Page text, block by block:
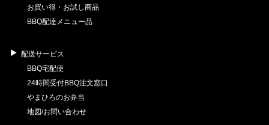
お買い得・お試し商品
BBQ配達メニュー品
配送サービス
BBQ宅配便
24時間受付BBQ注文窓口
やまひろのお弁当
地図/お問い合わせ